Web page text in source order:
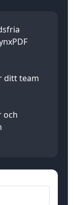
ditt team
och